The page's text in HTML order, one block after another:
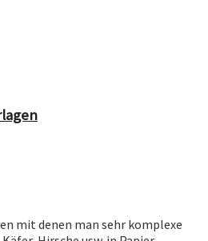
mit denen man sehr komplexe